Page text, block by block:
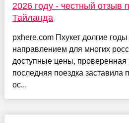
2026 году - честный отзыв
Тайланда
pxhere.com Пхукет долгие
направлением для многих
доступные цены, проверенная
последняя поездка заставила
ос...